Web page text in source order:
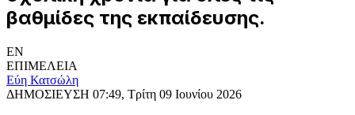
βαθμίδες της εκπαίδευσης.
EN
ΕΠΙΜΕΛΕΙΑ
Εύη Κατσώλη
ΔΗΜΟΣΙΕΥΣΗ 07:49, Τρίτη 09 Ιουνίου 2026